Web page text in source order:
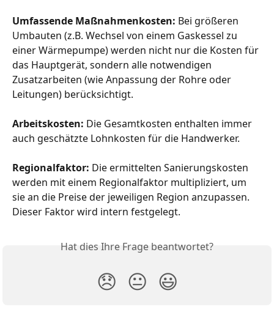
Umfassende Maßnahmenkosten: Bei größeren
Umbauten (z.B. Wechsel von einem Gaskessel zu
einer Wärmepumpe) werden nicht nur die Kosten für
das Hauptgerät, sondern alle notwendigen
Zusatzarbeiten (wie Anpassung der Rohre oder
Leitungen) berücksichtigt.
Arbeitskosten: Die Gesamtkosten enthalten immer
auch geschätzte Lohnkosten für die Handwerker.
Regionalfaktor: Die ermittelten Sanierungskosten
werden mit einem Regionalfaktor multipliziert, um
sie an die Preise der jeweiligen Region anzupassen.
Dieser Faktor wird intern festgelegt.
Hat dies Ihre Frage beantwortet?
😞 😐 😃